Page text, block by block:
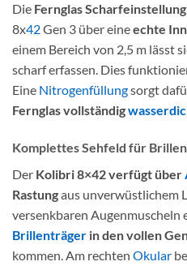
Die Fernglas Scharfeinstellung
8x42Gen 3 über eineechte
einem Bereich von 2,5 m lässt
scharf erfassen. Dies
Eine Nitrogenfüllungsorgt
Fernglas vollständig
Komplettes Sehfeld für
Der Kolibri 8×42 verfügt über
Rastungaus unverwüstlichem
versenkbaren Augenmuscheln
Brillenträger in den vollen
kommen. Am rechten Okular